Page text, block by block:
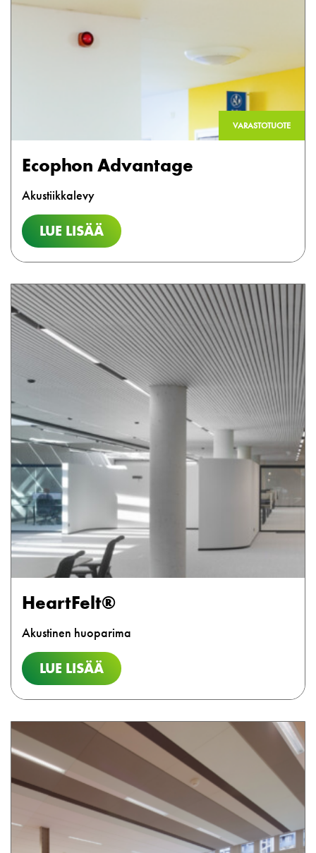
VARASTOTUOTE
Ecophon Advantage
Akustiikkalevy
LUE LISÄÄ
HeartFelt®
Akustinen huoparima
LUE LISÄÄ